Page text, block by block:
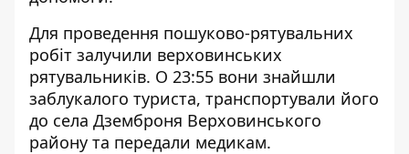
Для проведення пошуково-рятувальних
робіт залучили верховинських
рятувальників. О 23:55 вони знайшли
заблукалого туриста, транспортували його
до села Дземброня Верховинського
району та передали медикам.